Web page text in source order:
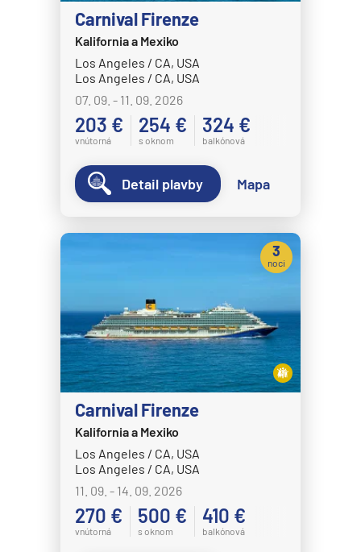
Carnival Firenze
Kalifornia a Mexiko
Los Angeles / CA, USA
Los Angeles / CA, USA
07. 09. - 11. 09. 2026
203 €
vnútorná
254 €
s oknom
324 €
balkónová
Detail plavby Mapa
Carnival Firenze
Kalifornia a Mexiko
Los Angeles / CA, USA
Los Angeles / CA, USA
11. 09. - 14. 09. 2026
270 €
vnútorná
500 €
s oknom
410 €
balkónová
3
noci